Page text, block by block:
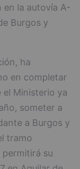
en la autovía A-
Burgos y
ha
en completar
el Ministerio ya
someter a
a Burgos y
tramo
su